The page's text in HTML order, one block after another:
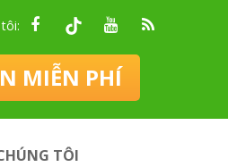
MIỄN PHÍ
TÔI